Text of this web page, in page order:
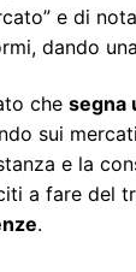
e di
dando
che segna
sui
e la
a fare del
.